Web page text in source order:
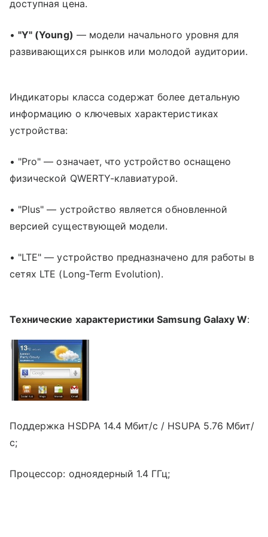
доступная цена.
•"Y" (Young) — модели начального уровня для
развивающихся рынков или молодой аудитории.
Индикаторы класса содержат более детальную
информацию о ключевых характеристиках
устройства:
• "Pro" — означает, что устройство оснащено
физической QWERTY-клавиатурой.
• "Plus" — устройство является обновленной
версией существующей модели.
• "LTE" — устройство предназначено для работы в
сетях LTE (Long-Term Evolution).
Технические характеристики Samsung Galaxy W:
Поддержка HSDPA 14.4 Мбит/с / HSUPA 5.76 Мбит/
с;
Процессор: одноядерный 1.4 ГГц;